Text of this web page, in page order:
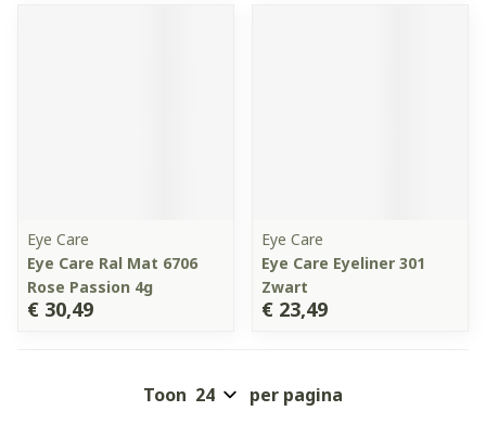
Eye Care
Eye Care Ral Mat 6706
Rose Passion 4g
€ 30,49
Eye Care
Eye Care Eyeliner 301
Zwart
€ 23,49
Toon per pagina